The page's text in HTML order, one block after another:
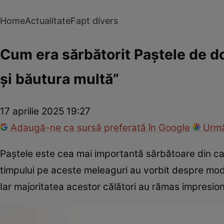
HomeActualitateFapt divers
Cum era sărbătorit Paștele de
și băutura multă”
17 aprilie 2025 19:27
Adaugă-ne ca sursă preferată în Google
Paștele este cea mai importantă sărbătoare din
timpului pe aceste meleaguri au vorbit despre
Iar majoritatea acestor călători au rămas